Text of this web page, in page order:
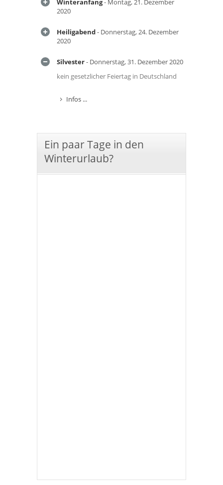
Winteranfang- Montag, 21. Dezember
2020
Heiligabend- Donnerstag, 24. Dezember
2020
Silvester- Donnerstag, 31. Dezember 2020
kein gesetzlicher Feiertag in Deutschland
Infos ...
Ein paar Tage in den
Winterurlaub?